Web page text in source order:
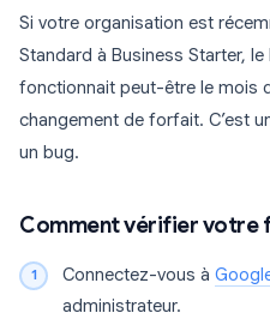
Si votre organisation est
Standard à Business Starter,
fonctionnait peut-être le mois
changement de forfait. C’est
un bug.
Comment vérifier votre
Connectez-vous à
administrateur.